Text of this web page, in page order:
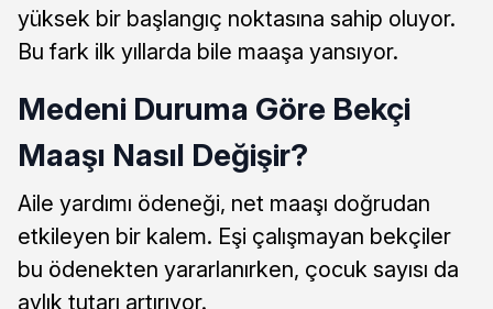
yüksek bir başlangıç noktasına sahip oluyor.
Bu fark ilk yıllarda bile maaşa yansıyor.
Medeni Duruma Göre Bekçi
Maaşı Nasıl Değişir?
Aile yardımı ödeneği, net maaşı doğrudan
etkileyen bir kalem. Eşi çalışmayan bekçiler
bu ödenekten yararlanırken, çocuk sayısı da
aylık tutarı artırıyor.